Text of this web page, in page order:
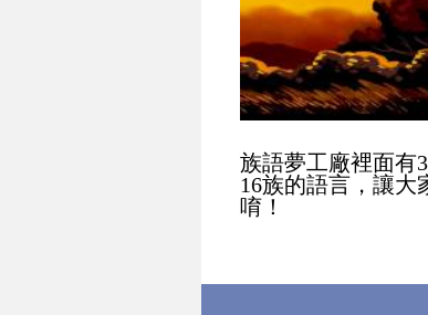
族語夢工廠裡面有
16族的語言，讓大
唷！